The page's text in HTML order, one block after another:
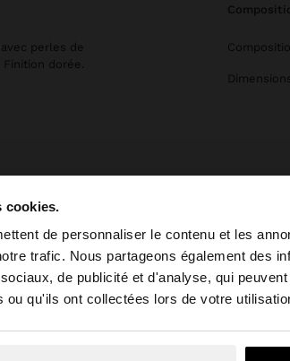
cookies.
de personnaliser le contenu et les
trafic. Nous partageons également des
de publicité et d'analyse, qui
ou qu'ils ont collectées lors de votre
site depuis Luxembourg. Voulez-
Non, je souhaite rester sur
perles de
dorée.
Bijoux Boucles d'Oreilles boucles